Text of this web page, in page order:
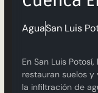
AguaSan Luis
En San Luis
restauran suelos
la infiltración de